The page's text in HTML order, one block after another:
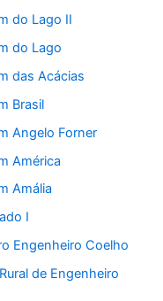
do Lago II
do Lago
das Acácias
Brasil
Angelo Forner
América
Amália
I
Engenheiro Coelho
de Engenheiro